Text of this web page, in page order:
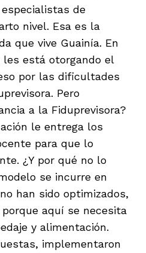
de
nivel. Esa es la
que vive Guainía. En
está otorgando el
por las dificultades
Pero
a la Fiduprevisora?
le entrega los
para que lo
¿Y por qué no lo
se incurre en
han sido optimizados,
aquí se necesita
y alimentación.
implementaron